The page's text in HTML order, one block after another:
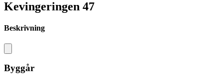
Kevingeringen 47
Beskrivning
Byggår